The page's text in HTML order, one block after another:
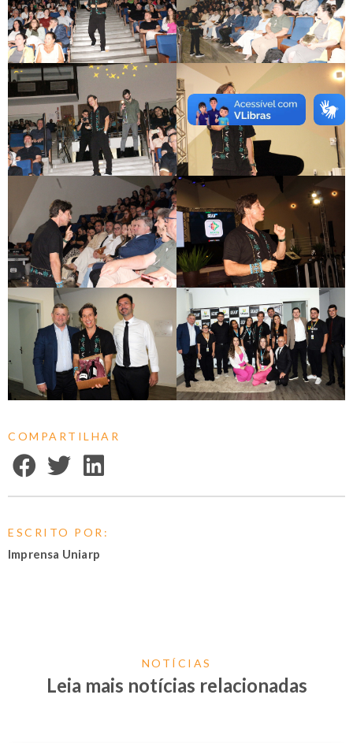
COMPARTILHAR
ESCRITO POR:
Imprensa Uniarp
NOTÍCIAS
Leia mais notícias relacionadas